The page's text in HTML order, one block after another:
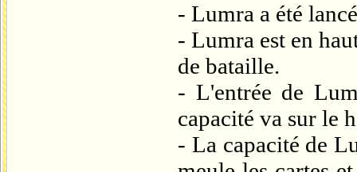
- Lumra a été
- Lumra est en
de bataille.
- L'entrée de
capacité va sur le
- La capacité de